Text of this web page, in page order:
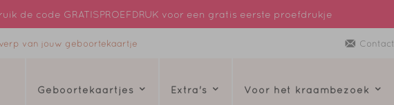
de code GRATISPROEFDRUK voor een gratis eerste proefdrukje
van jouw geboortekaartje Contact
Geboortekaartjes Extra's Voor het kraambezoek